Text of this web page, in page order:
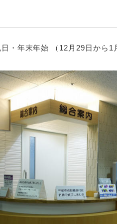
・年末年始 （12月29日から1